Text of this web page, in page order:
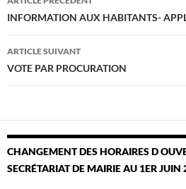
des
articles
INFORMATION AUX HABITANTS-
ARTICLE SUIVANT
VOTE PAR PROCURATION
CHANGEMENT DES HORAIRES D
SECRÉTARIAT DE MAIRIE AU 1ER JUIN